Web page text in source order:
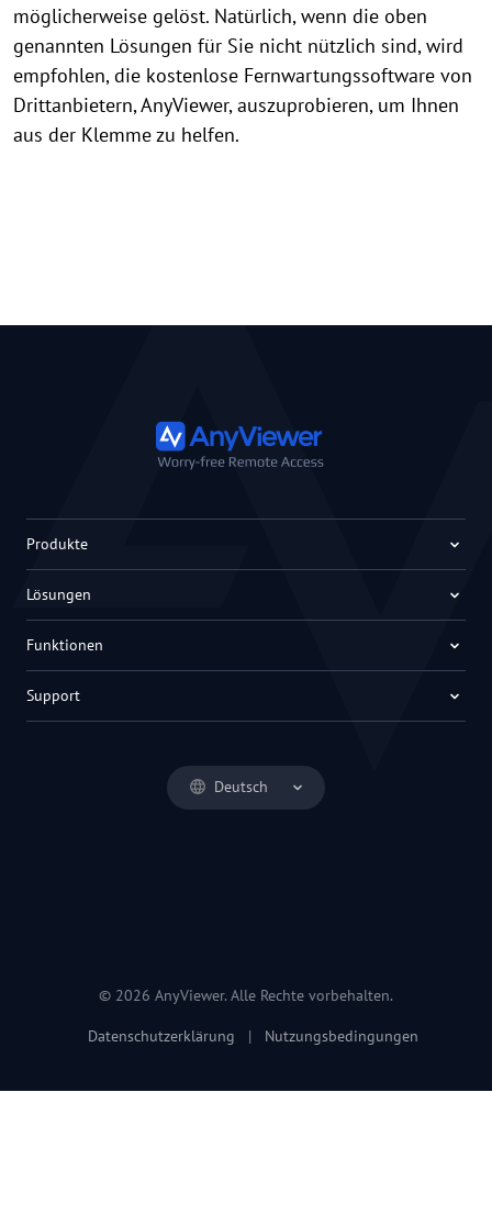
möglicherweise gelöst. Natürlich, wenn die oben
genannten Lösungen für Sie nicht nützlich sind, wird
empfohlen, die kostenlose Fernwartungssoftware von
Drittanbietern, AnyViewer, auszuprobieren, um Ihnen
aus der Klemme zu helfen.
Deutsch
Produkte
Lösungen
Funktionen
Support
© 2026 AnyViewer. Alle Rechte vorbehalten.
Datenschutzerklärung | Nutzungsbedingungen